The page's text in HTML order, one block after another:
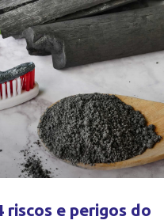
riscos e perigos do